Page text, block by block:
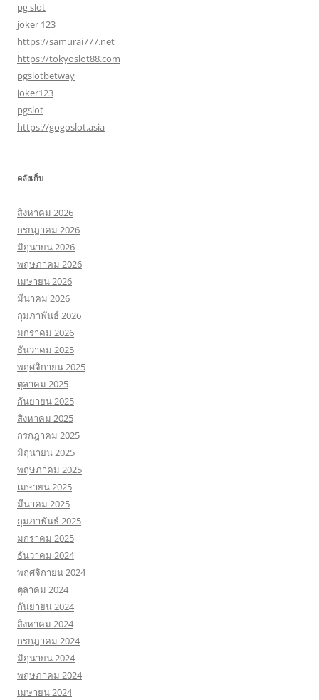
pg slot
joker 123
https://samurai777.net
https://tokyoslot88.com
pgslotbetway
joker123
pgslot
https://gogoslot.asia
คลังเก็บ
สิงหาคม 2026
กรกฎาคม 2026
มิถุนายน 2026
พฤษภาคม 2026
เมษายน 2026
มีนาคม 2026
กุมภาพันธ์ 2026
มกราคม 2026
ธันวาคม 2025
พฤศจิกายน 2025
ตุลาคม 2025
กันยายน 2025
สิงหาคม 2025
กรกฎาคม 2025
มิถุนายน 2025
พฤษภาคม 2025
เมษายน 2025
มีนาคม 2025
กุมภาพันธ์ 2025
มกราคม 2025
ธันวาคม 2024
พฤศจิกายน 2024
ตุลาคม 2024
กันยายน 2024
สิงหาคม 2024
กรกฎาคม 2024
มิถุนายน 2024
พฤษภาคม 2024
เมษายน 2024